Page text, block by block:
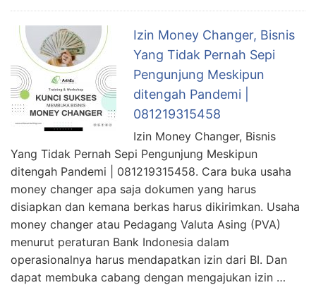
Izin Money Changer, Bisnis
Yang Tidak Pernah Sepi
Pengunjung Meskipun
ditengah Pandemi |
081219315458
Izin Money Changer, Bisnis
Yang Tidak Pernah Sepi Pengunjung Meskipun
ditengah Pandemi | 081219315458. Cara buka usaha
money changer apa saja dokumen yang harus
disiapkan dan kemana berkas harus dikirimkan. Usaha
money changer atau Pedagang Valuta Asing (PVA)
menurut peraturan Bank Indonesia dalam
operasionalnya harus mendapatkan izin dari BI. Dan
dapat membuka cabang dengan mengajukan izin …